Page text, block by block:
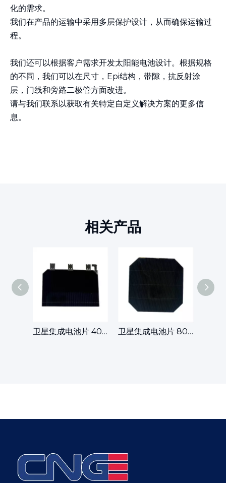
化的需求。
我们在产品的运输中采用多层保护设计，从而确保运输过
程。
我们还可以根据客户需求开发太阳能电池设计。根据规格
的不同，我们可以在尺寸，Epi结构，带隙，抗反射涂
层，门线和旁路二极管方面改进。
请与我们联系以获取有关特定自定义解决方案的更多信
息。
相关产品
卫星集成电池片 40x60mm 卫星集成电池片 80x80mm